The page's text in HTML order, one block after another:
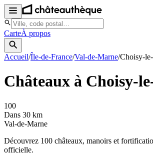
CarteÀ propos
Accueil/Île-de-France/Val-de-Marne/Choisy-
Châteaux à Choisy-
100
Dans 30 km
Val-de-Marne
Découvrez 100 châteaux, manoirs et
officielle.